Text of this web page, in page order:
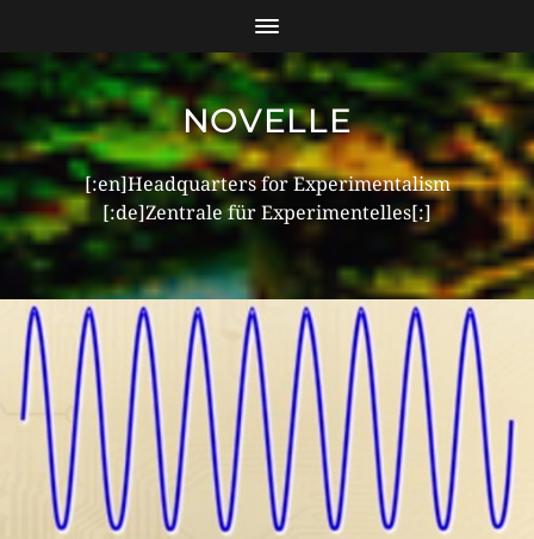
NOVELLE
[:en]Headquarters for Experimentalism
[:de]Zentrale für Experimentelles[:]